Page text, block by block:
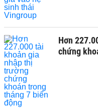
Hơn
chứng